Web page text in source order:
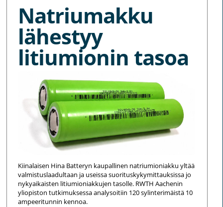
Natriumakku
lähestyy
litiumionin tasoa
Kiinalaisen Hina Batteryn kaupallinen natriumioniakku yltää
valmistuslaadultaan ja useissa suorituskykymittauksissa jo
nykyaikaisten litiumioniakkujen tasolle. RWTH Aachenin
yliopiston tutkimuksessa analysoitiin 120 sylinterimäistä 10
ampeeritunnin kennoa.